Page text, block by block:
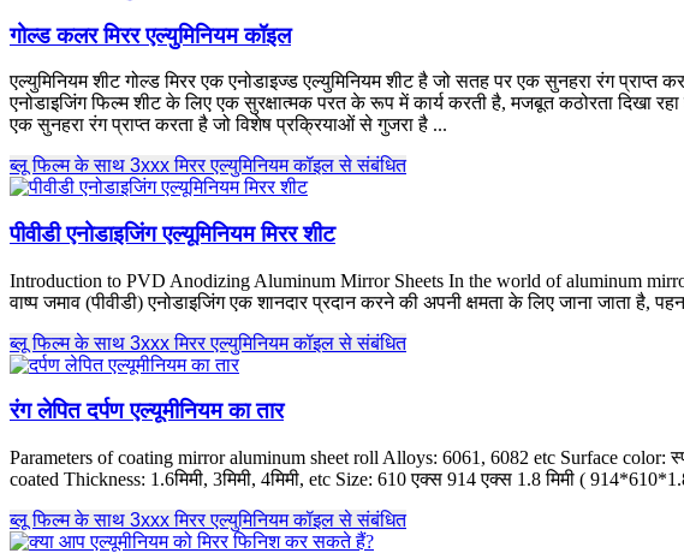
गोल्ड कलर मिरर एल्युमिनियम कॉइल
एल्युमिनियम शीट गोल्ड मिरर एक एनोडाइज्ड एल्युमिनियम शीट है जो सतह पर एक सुनहरा रंग
एनोडाइजिंग फिल्म शीट के लिए एक सुरक्षात्मक परत के रूप में कार्य करती है, मजबूत कठोरता दिखा
एक सुनहरा रंग प्राप्त करता है जो विशेष प्रक्रियाओं से गुजरा है ...
ब्लू फिल्म के साथ 3xxx मिरर एल्युमिनियम कॉइल से संबंधित
पीवीडी एनोडाइजिंग एल्यूमिनियम मिरर शीट
Introduction to PVD Anodizing Aluminum Mirror Sheets In the world of aluminum
वाष्प जमाव (पीवीडी) एनोडाइजिंग एक शानदार प्रदान करने की अपनी क्षमता के लिए जाना जाता
ब्लू फिल्म के साथ 3xxx मिरर एल्युमिनियम कॉइल से संबंधित
रंग लेपित दर्पण एल्यूमीनियम का तार
Parameters of coating mirror aluminum sheet roll Alloys: 6061, 6082 etc Surface color:
coated Thickness: 1.6मिमी, 3मिमी, 4मिमी, etc Size: 610 एक्स 914 एक्स 1.8 मिमी (
ब्लू फिल्म के साथ 3xxx मिरर एल्युमिनियम कॉइल से संबंधित